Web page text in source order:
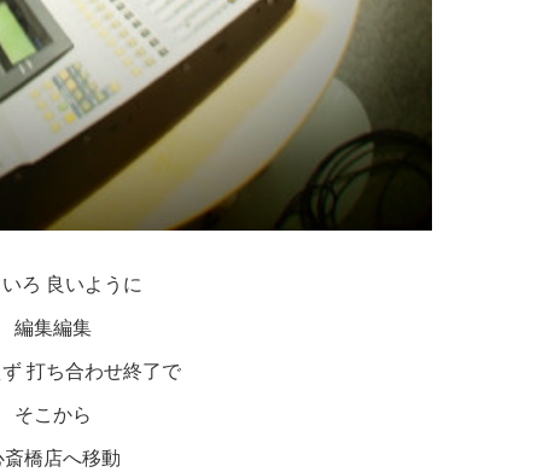
ろ 良いように
編集編集
打ち合わせ終了で
そこから
橋店へ移動